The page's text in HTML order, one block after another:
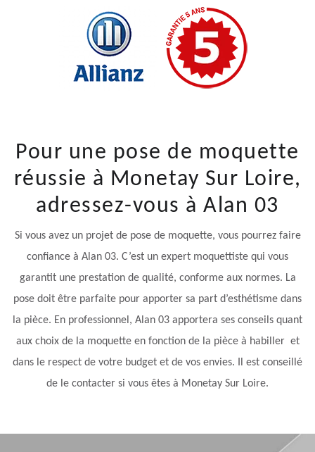
Pour une pose de moquette
réussie à Monetay Sur Loire,
adressez-vous à Alan 03
Si vous avez un projet de pose de moquette, vous pourrez faire
confiance à Alan 03. C’est un expert moquettiste qui vous
garantit une prestation de qualité, conforme aux normes. La
pose doit être parfaite pour apporter sa part d’esthétisme dans
la pièce. En professionnel, Alan 03 apportera ses conseils quant
aux choix de la moquette en fonction de la pièce à habiller et
dans le respect de votre budget et de vos envies. Il est conseillé
de le contacter si vous êtes à Monetay Sur Loire.